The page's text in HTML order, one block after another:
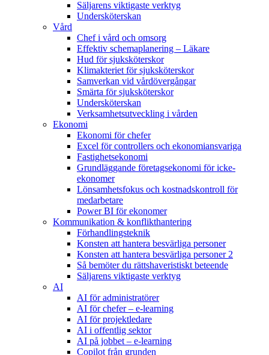
Säljarens viktigaste verktyg
Undersköterskan
Vård
Chef i vård och omsorg
Effektiv schemaplanering – Läkare
Hud för sjuksköterskor
Klimakteriet för sjuksköterskor
Samverkan vid vårdövergångar
Smärta för sjuksköterskor
Undersköterskan
Verksamhetsutveckling i vården
Ekonomi
Ekonomi för chefer
Excel för controllers och ekonomiansvariga
Fastighetsekonomi
Grundläggande företagsekonomi för icke-
ekonomer
Lönsamhetsfokus och kostnadskontroll för
medarbetare
Power BI för ekonomer
Kommunikation & konflikthantering
Förhandlingsteknik
Konsten att hantera besvärliga personer
Konsten att hantera besvärliga personer 2
Så bemöter du rättshaveristiskt beteende
Säljarens viktigaste verktyg
AI
AI för administratörer
AI för chefer – e-learning
AI för projektledare
AI i offentlig sektor
AI på jobbet – e-learning
Copilot från grunden